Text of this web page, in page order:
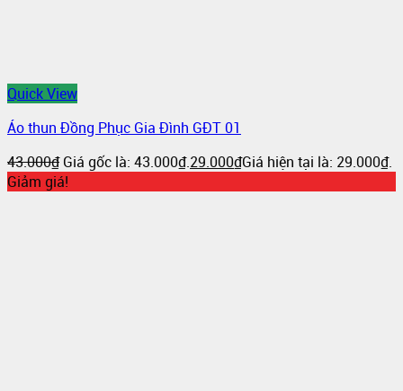
Quick View
Áo thun Đồng Phục Gia Đình GĐT 01
43.000₫ Giá gốc là: 43.000₫.29.000₫Giá hiện tại là: 29.000₫.
Giảm giá!